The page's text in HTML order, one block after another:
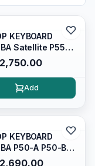
KEYBOARD
Satellite P55
a,p55t-a5202
Add
KEYBOARD
P50-A P50-B
P50T-B P55-A